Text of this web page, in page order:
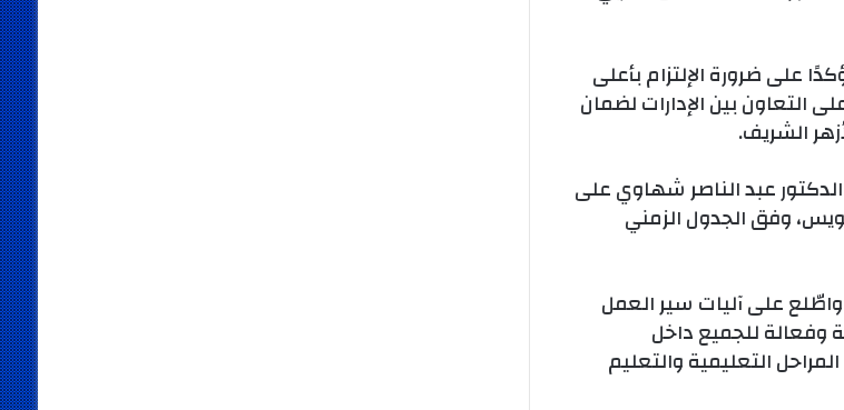
على ضرورة الإلتزام بأعلى
التعاون بين الإدارات لضمان
الشريف.
عبد الناصر شهاوي على
وفق الجدول الزمني
على آليات سير العمل
وفعالة للجميع داخل
التعليمية والتعليم